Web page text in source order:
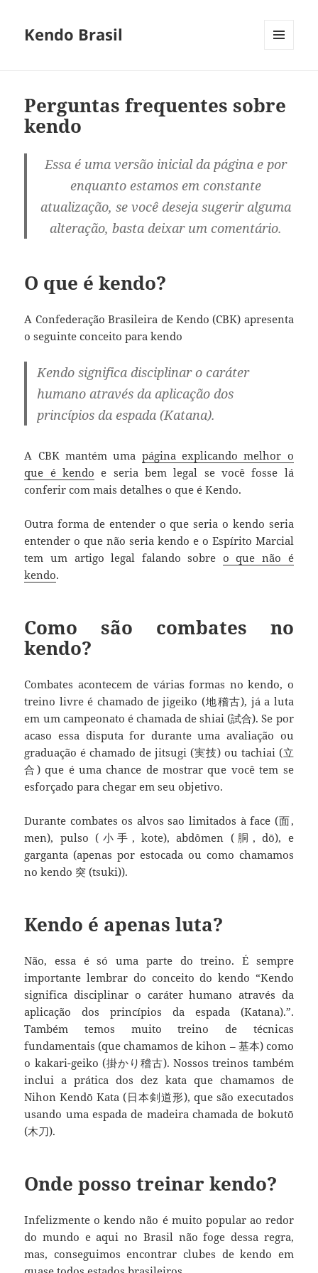
Kendo Brasil
Perguntas frequentes sobre
kendo
Essa é uma versão inicial da página e por
enquanto estamos em constante
atualização, se você deseja sugerir alguma
alteração, basta deixar um comentário.
O que é kendo?
A Confederação Brasileira de Kendo (CBK) apresenta
o seguinte conceito para kendo
Kendo significa disciplinar o caráter
humano através da aplicação dos
princípios da espada (Katana).
A CBK mantém uma página explicando melhor o
que é kendo e seria bem legal se você fosse lá
conferir com mais detalhes o que é Kendo.
Outra forma de entender o que seria o kendo seria
entender o que não seria kendo e o Espírito Marcial
tem um artigo legal falando sobre o que não é
kendo.
Como são combates no
kendo?
Combates acontecem de várias formas no kendo, o
treino livre é chamado de jigeiko (地稽古), já a luta
em um campeonato é chamada de shiai (試合). Se por
acaso essa disputa for durante uma avaliação ou
graduação é chamado de jitsugi (実技) ou tachiai (立
合) que é uma chance de mostrar que você tem se
esforçado para chegar em seu objetivo.
Durante combates os alvos sao limitados à face (面,
men), pulso (小手, kote), abdômen (胴, dō), e
garganta (apenas por estocada ou como chamamos
no kendo 突 (tsuki)).
Kendo é apenas luta?
Não, essa é só uma parte do treino. É sempre
importante lembrar do conceito do kendo “Kendo
significa disciplinar o caráter humano através da
aplicação dos princípios da espada (Katana).”.
Também temos muito treino de técnicas
fundamentais (que chamamos de kihon – 基本) como
o kakari-geiko (掛かり稽古). Nossos treinos também
inclui a prática dos dez kata que chamamos de
Nihon Kendō Kata (日本剣道形), que são executados
usando uma espada de madeira chamada de bokutō
(木刀).
Onde posso treinar kendo?
Infelizmente o kendo não é muito popular ao redor
do mundo e aqui no Brasil não foge dessa regra,
mas, conseguimos encontrar clubes de kendo em